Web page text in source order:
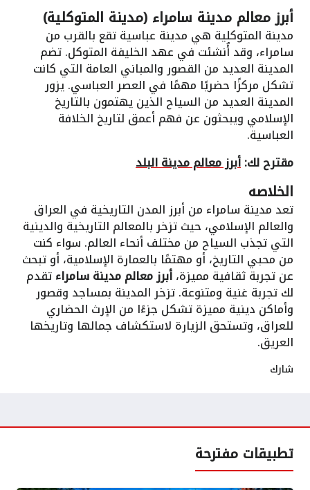
أبرز معالم مدينة سامراء (مدينة المتوكلية)
مدينة المتوكلية هي مدينة عباسية تقع بالقرب من
سامراء، وقد أُنشئت في عهد الخليفة المتوكل. تضم
المدينة العديد من القصور والمباني العامة التي كانت
تشكل مركزًا حضريًا مهمًا في العصر العباسي. يزور
المدينة العديد من السياح الذين يهتمون بالتاريخ
الإسلامي ويبحثون عن فهم أعمق لتاريخ الخلافة
العباسية.
مقترح لك:أبرز معالم مدينة البلد
الخلاصه
تعد مدينة سامراء من أبرز المدن التاريخية في العراق
والعالم الإسلامي، حيث تزخر بالمعالم التاريخية والدينية
التي تجذب السياح من مختلف أنحاء العالم. سواء كنت
من محبي التاريخ، أو مهتمًا بالعمارة الإسلامية، أو تبحث
عن تجربة ثقافية مميزة،أبرز معالم مدينة سامراءتقدم
لك تجربة غنية ومتنوعة. تزخر المدينة بمساجد وقصور
وأماكن دينية مميزة تشكل جزءًا من الإرث الحضاري
للعراق، وتستحق الزيارة لاستكشاف جمالها وتاريخها
العريق.
شارك
تطبيقات مفترحة